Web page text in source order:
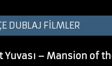
DUBLAJ FİLMLER
Yuvası – Mansion of